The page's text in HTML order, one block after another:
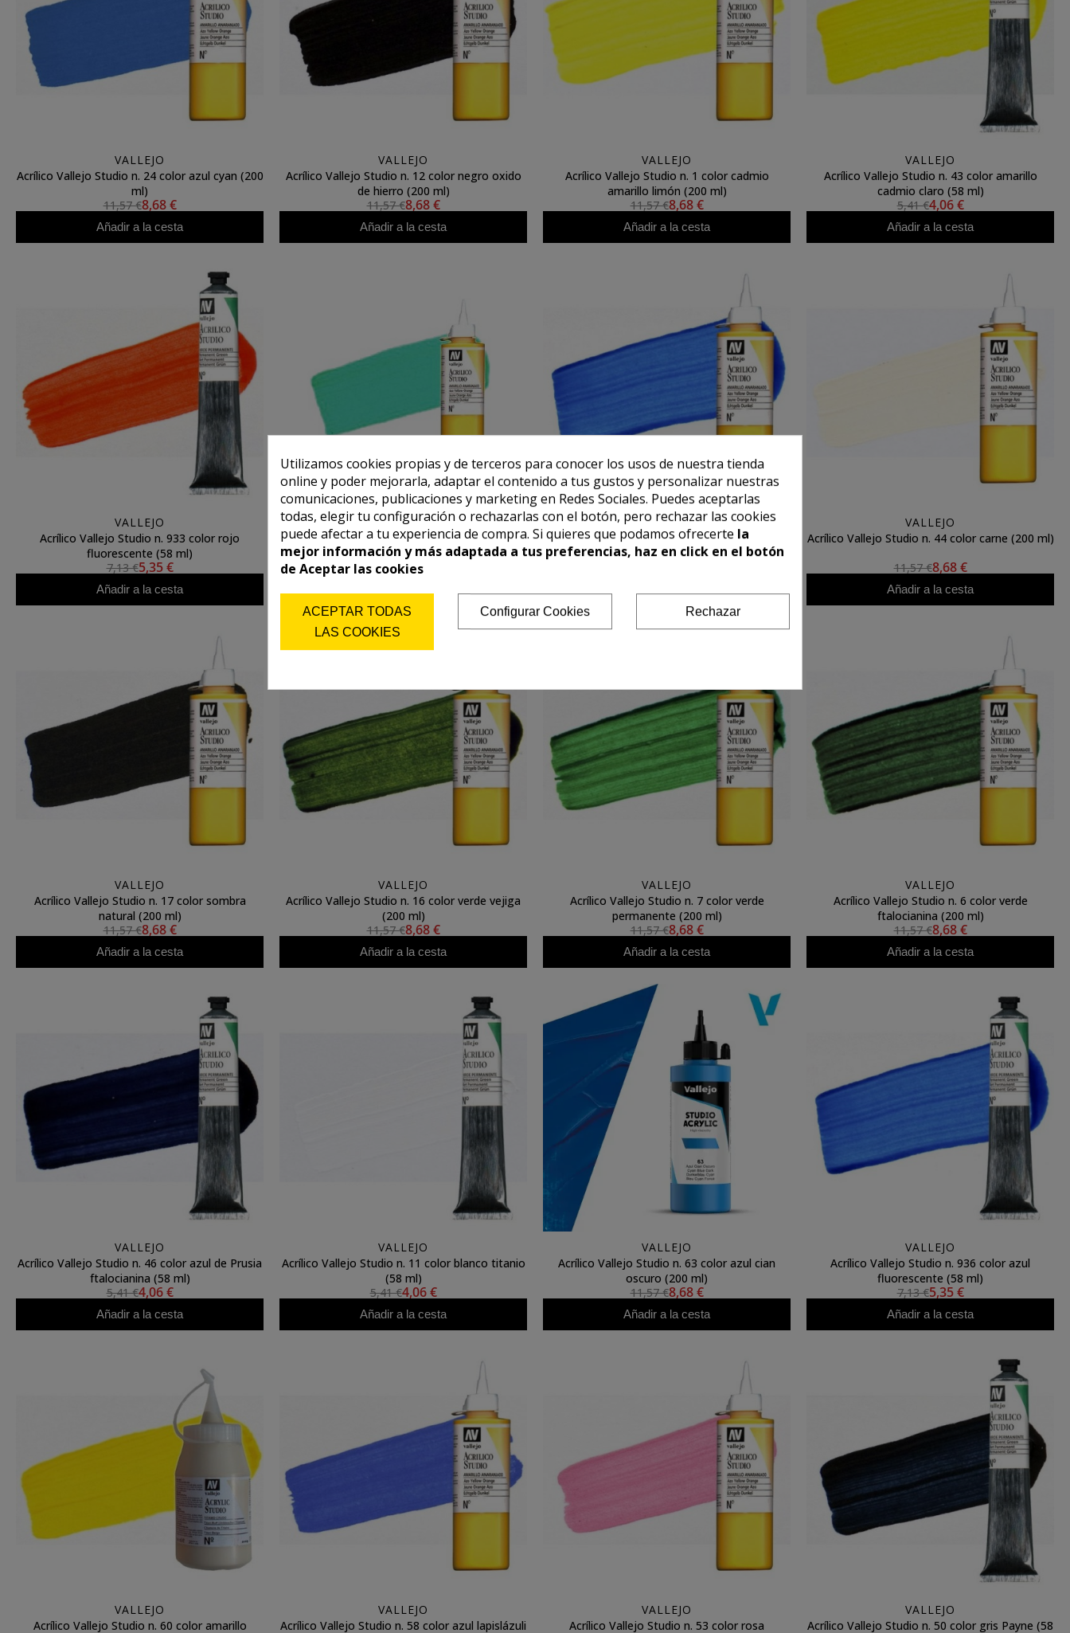
VALLEJO
Acrílico Vallejo Studio n. 24 color azul cyan (200
ml)
11,57 €8,68 €
Añadir a la cesta
VALLEJO
Acrílico Vallejo Studio n. 12 color negro oxido
de hierro (200 ml)
11,57 €8,68 €
Añadir a la cesta
VALLEJO
Acrílico Vallejo Studio n. 1 color cadmio
amarillo limón (200 ml)
11,57 €8,68 €
Añadir a la cesta
VALLEJO
Acrílico Vallejo Studio n. 43 color amarillo
cadmio claro (58 ml)
5,41 €4,06 €
Añadir a la cesta
VALLEJO
Acrílico Vallejo Studio n. 933 color rojo
fluorescente (58 ml)
7,13 €5,35 €
Añadir a la cesta
VALLEJO
Acrílico Vallejo Studio n. 54 color verde
esmeralda ftalocianina (200 ml)
11,57 €8,68 €
VALLEJO
Acrílico Vallejo Studio n. 936 color azul
fluorescente (200 ml)
VALLEJO
Acrílico Vallejo Studio n. 44 color carne (200 ml)
11,57 €8,68 €
Añadir a la cesta
VALLEJO
Acrílico Vallejo Studio n. 17 color sombra
natural (200 ml)
11,57 €8,68 €
Añadir a la cesta
VALLEJO
Acrílico Vallejo Studio n. 16 color verde vejiga
(200 ml)
11,57 €8,68 €
Añadir a la cesta
VALLEJO
Acrílico Vallejo Studio n. 7 color verde
permanente (200 ml)
11,57 €8,68 €
Añadir a la cesta
VALLEJO
Acrílico Vallejo Studio n. 6 color verde
ftalocianina (200 ml)
11,57 €8,68 €
Añadir a la cesta
VALLEJO
Acrílico Vallejo Studio n. 46 color azul de Prusia
ftalocianina (58 ml)
5,41 €4,06 €
Añadir a la cesta
VALLEJO
Acrílico Vallejo Studio n. 11 color blanco titanio
(58 ml)
5,41 €4,06 €
Añadir a la cesta
VALLEJO
Acrílico Vallejo Studio n. 63 color azul cian
oscuro (200 ml)
11,57 €8,68 €
Añadir a la cesta
VALLEJO
Acrílico Vallejo Studio n. 936 color azul
fluorescente (58 ml)
7,13 €5,35 €
Añadir a la cesta
VALLEJO
Acrílico Vallejo Studio n. 60 color amarillo
VALLEJO
Acrílico Vallejo Studio n. 58 color azul lapislázuli
VALLEJO
Acrílico Vallejo Studio n. 53 color rosa
VALLEJO
Acrílico Vallejo Studio n. 50 color gris Payne (58
Utilizamos cookies propias y de terceros para conocer los usos de nuestra tienda
online y poder mejorarla, adaptar el contenido a tus gustos y personalizar nuestras
comunicaciones, publicaciones y marketing en Redes Sociales. Puedes aceptarlas
todas, elegir tu configuración o rechazarlas con el botón, pero rechazar las cookies
puede afectar a tu experiencia de compra. Si quieres que podamos ofrecerte la
mejor información y más adaptada a tus preferencias, haz en click en el botón
de Aceptar las cookies
ACEPTAR TODAS
LAS COOKIES
Configurar Cookies Rechazar